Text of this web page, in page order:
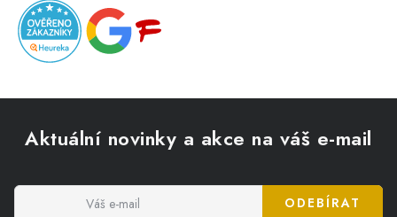
Aktuální novinky a akce na váš e-mail
ODEBÍRAT
Z